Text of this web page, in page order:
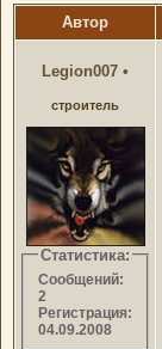
Автор
Legion007 •
строитель
Статистика:
Сообщений:
2
Регистрация:
04.09.2008